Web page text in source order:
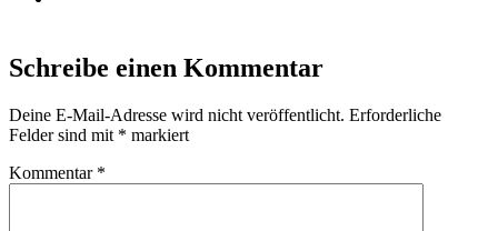
Schreibe einen Kommentar
Deine E-Mail-Adresse wird nicht veröffentlicht. Erforderliche
Felder sind mit * markiert
Kommentar *